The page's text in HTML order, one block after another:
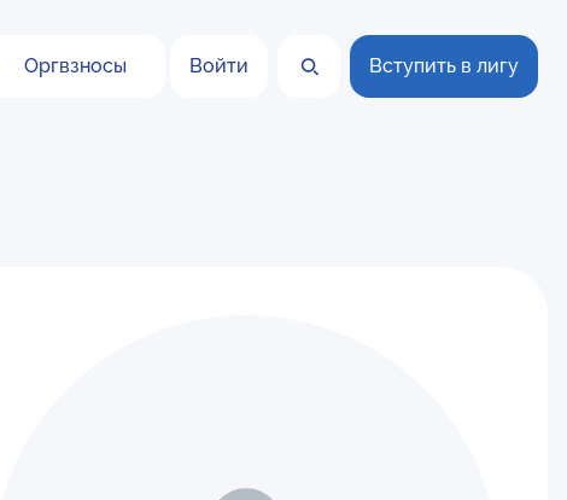
Оргвзносы Войти Вступить в лигу